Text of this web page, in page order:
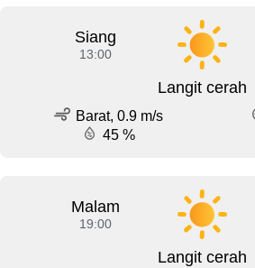
Siang
13:00
Langit cerah
Barat, 0.9 m/s
45 %
Malam
19:00
Langit cerah